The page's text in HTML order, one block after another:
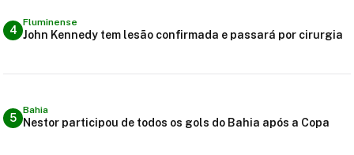
4
Fluminense
John Kennedy tem lesão confirmada e passará por cirurgia
5
Bahia
Nestor participou de todos os gols do Bahia após a Copa